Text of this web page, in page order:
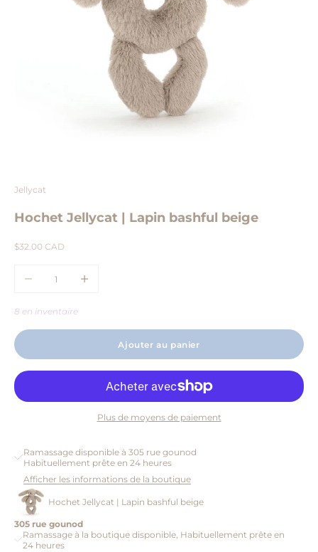
Jellycat
Hochet Jellycat | Lapin bashful beige
Prix de vente
$32.00 CAD
8 en inventaire
Ajouter au panier
Plus de moyens de paiement
Ramassage disponible à 305 rue gounod
Habituellement prête en 24 heures
Afficher les informations de la boutique
Hochet Jellycat | Lapin bashful beige
305 rue gounod
Ramassage à la boutique disponible, Habituellement prête en
24 heures